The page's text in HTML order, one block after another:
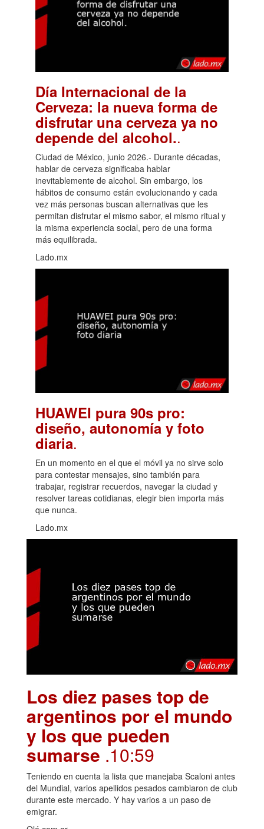
Día Internacional de la
Cerveza: la nueva forma de
disfrutar una cerveza ya no
depende del alcohol..
Ciudad de México, junio 2026.- Durante décadas,
hablar de cerveza significaba hablar
inevitablemente de alcohol. Sin embargo, los
hábitos de consumo están evolucionando y cada
vez más personas buscan alternativas que les
permitan disfrutar el mismo sabor, el mismo ritual y
la misma experiencia social, pero de una forma
más equilibrada.
Lado.mx
HUAWEI pura 90s pro:
diseño, autonomía y foto
diaria.
En un momento en el que el móvil ya no sirve solo
para contestar mensajes, sino también para
trabajar, registrar recuerdos, navegar la ciudad y
resolver tareas cotidianas, elegir bien importa más
que nunca.
Lado.mx
Los diez pases top de
argentinos por el mundo
y los que pueden
sumarse .10:59
Teniendo en cuenta la lista que manejaba Scaloni antes
del Mundial, varios apellidos pesados cambiaron de club
durante este mercado. Y hay varios a un paso de
emigrar.